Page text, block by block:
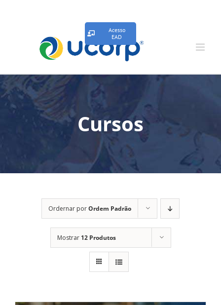
Acesso
EAD
Cursos
Ordernar porOrdem Padrão
Mostrar 12 Produtos